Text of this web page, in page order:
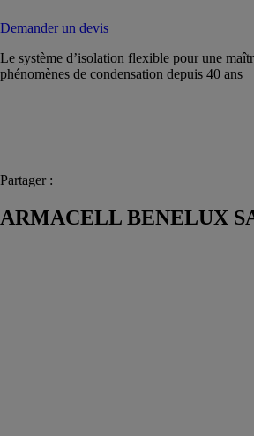
Demander un devis
Le système d’isolation flexible pour une
phénomènes de condensation depuis 40 ans
Partager :
ARMACELL BENELUX